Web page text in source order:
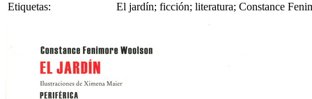
Etiquetas:
El jardín; ficción; literatura; Constance